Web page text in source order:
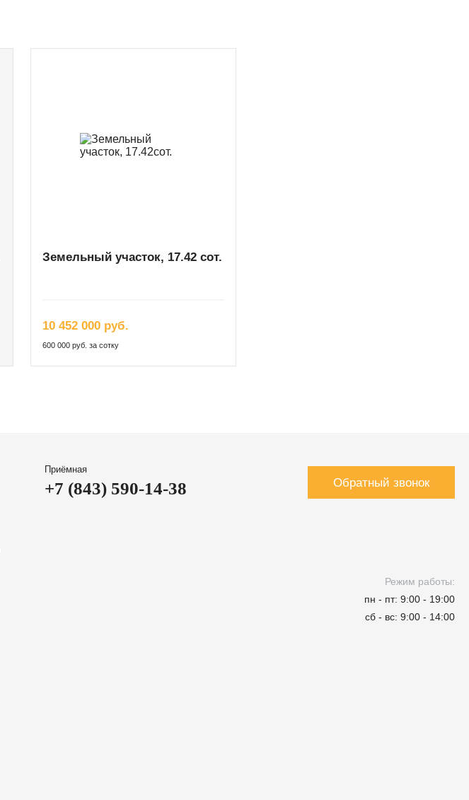
Земельный участок, 17.42 сот.
10 452 000 руб.
600 000 руб. за сотку
Приёмная
+7 (843) 590-14-38 Обратный звонок
Режим работы:
пн - пт: 9:00 - 19:00
сб - вс: 9:00 - 14:00